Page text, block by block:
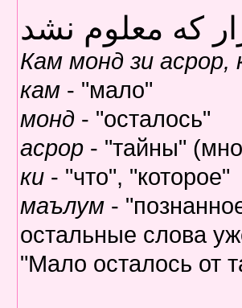
که معلوم نشد
Кам монд зи
кам - "мало"
монд - "осталось"
асрор - "тайны"
ки - "что", "которое"
маълум -
остальные слова
"Мало осталось от